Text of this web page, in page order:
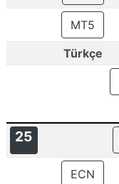
MT5
Türkçe
25
ECN